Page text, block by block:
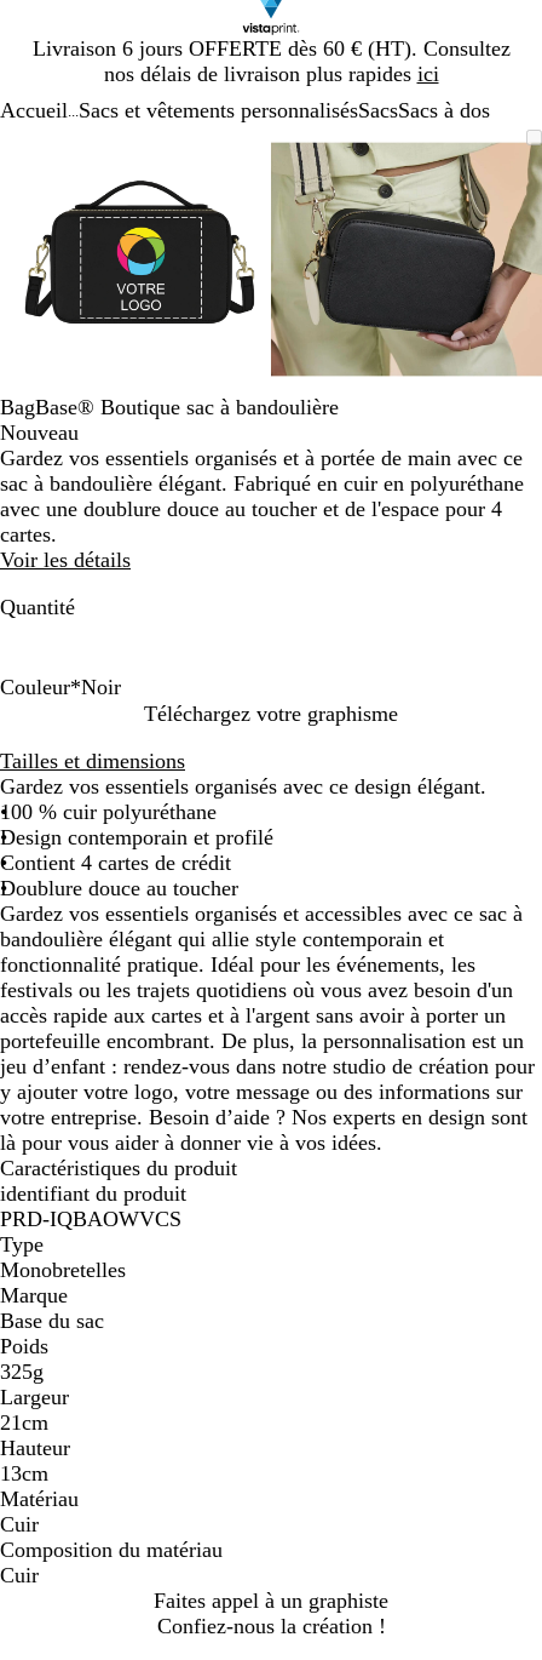
Livraison 6 jours OFFERTE dès 60 € (HT). Consultez
nos délais de livraison plus rapides ici
Diapositive
1
Accueil Sacs et vêtements personnalisésSacsSacs à dos
minimum
développer
touches
plus
et
moins
pour
zoomer
fléchées
faire
défiler
zoomable
au
minimum
pour
développer
les
touches
plus
et
et
faire
défiler
BagBase® Boutique sac à bandoulière
Nouveau
Gardez vos essentiels organisés et à portée de main avec ce
sac à bandoulière élégant. Fabriqué en cuir en polyuréthane
avec une doublure douce au toucher et de l'espace pour 4
cartes.
Voir les détails
Quantité
Couleur*Noir
u
p
e
i
r
Téléchargez votre graphisme
Tailles et dimensions
Gardez vos essentiels organisés avec ce design élégant.
100 % cuir polyuréthane
Design contemporain et profilé
Contient 4 cartes de crédit
Doublure douce au toucher
Gardez vos essentiels organisés et accessibles avec ce sac à
bandoulière élégant qui allie style contemporain et
fonctionnalité pratique. Idéal pour les événements, les
festivals ou les trajets quotidiens où vous avez besoin d'un
accès rapide aux cartes et à l'argent sans avoir à porter un
portefeuille encombrant. De plus, la personnalisation est un
jeu d’enfant : rendez-vous dans notre studio de création pour
y ajouter votre logo, votre message ou des informations sur
votre entreprise. Besoin d’aide ? Nos experts en design sont
là pour vous aider à donner vie à vos idées.
Caractéristiques du produit
identifiant du produit
PRD-IQBAOWVCS
Type
Monobretelles
Marque
Base du sac
Poids
325g
Largeur
21cm
Hauteur
13cm
Matériau
Cuir
Composition du matériau
Cuir
Faites appel à un graphiste
Confiez-nous la création !